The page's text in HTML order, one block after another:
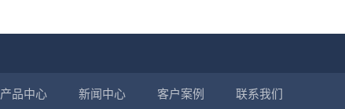
产品中心 新闻中心 客户案例 联系我们